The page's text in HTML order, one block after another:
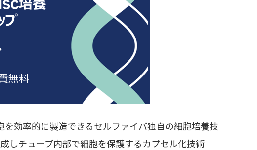
を効率的に製造できるセルファイバ独自の細胞培養技
しチューブ内部で細胞を保護するカプセル化技術